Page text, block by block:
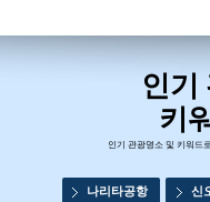
인기
키
인기 관광명소 및 키워드
나리타공항 신